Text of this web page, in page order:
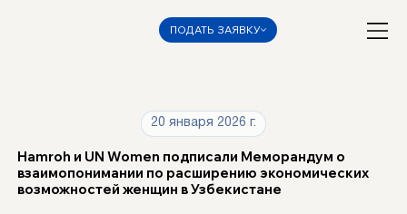
ПОДАТЬ ЗАЯВКУ
20 января 2026 г.
Hamroh и UN Women подписали Меморандум о
взаимопонимании по расширению экономических
возможностей женщин в Узбекистане